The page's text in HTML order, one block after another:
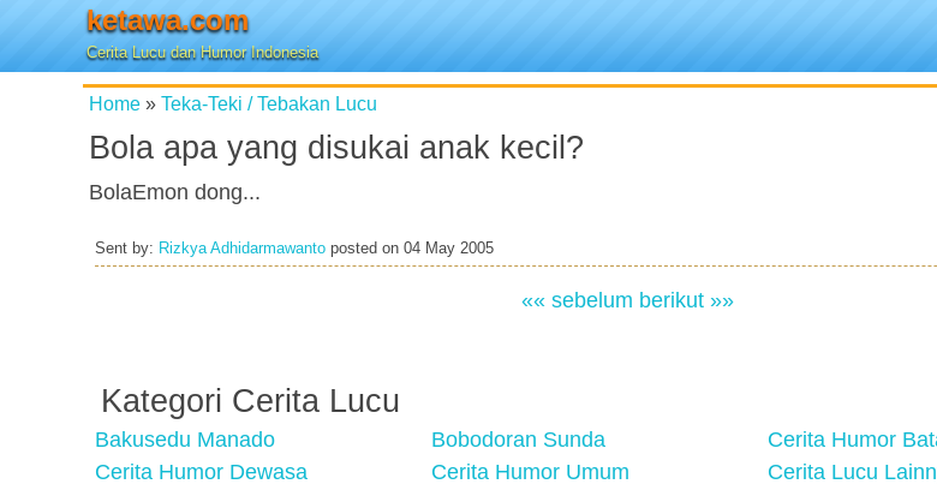
ketawa.com
Cerita Lucu dan Humor Indonesia
Home » Teka-Teki / Tebakan Lucu
Bola apa yang disukai anak kecil?
BolaEmon dong...
Sent by: Rizkya Adhidarmawanto posted on 04 May 2005
«« sebelum berikut »»
Kategori Cerita Lucu
Bakusedu Manado Bobodoran Sunda Cerita Humor
Cerita Humor Dewasa
Cerita Humor Umum Cerita Lucu